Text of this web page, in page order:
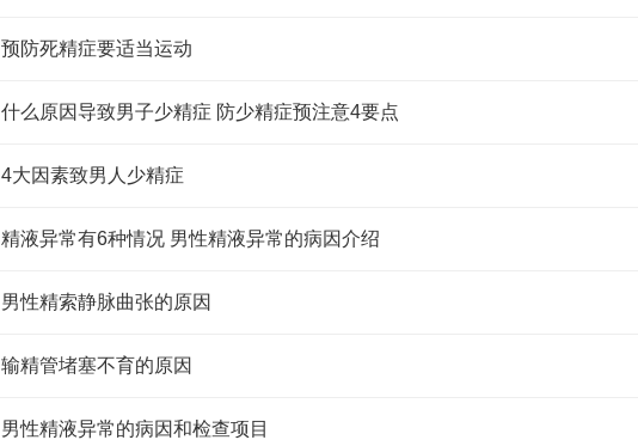
预防死精症要适当运动
什么原因导致男子少精症 防少精症预注意4要点
4大因素致男人少精症
精液异常有6种情况 男性精液异常的病因介绍
男性精索静脉曲张的原因
输精管堵塞不育的原因
男性精液异常的病因和检查项目